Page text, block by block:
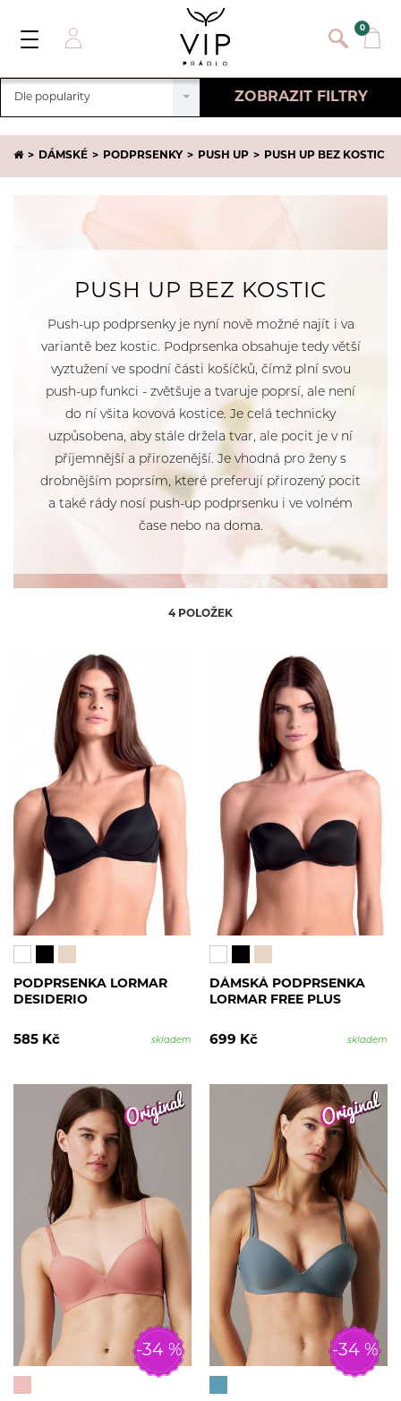
Přihlásit se
E-mail:
Heslo:
Zapomněli jste heslo ?
0
Toggle
Dle popularity ZOBRAZIT FILTRY
Zrušit filtry
Odepínací ramínka
VELIKOST
32 B
38 B
65 B
70 B
75 B
80 B
85 B
32 D
34 D
38 D
70 D
75 D
85 D
32 DD
36 DD
70 E
80 E
65 B
70 B
80 B
70 D
30 B
32 B
36 B
32 D
483 -826 Kč
ZNAČKA
Lormar
DOSTUPNOST
Pouze skladem
DÁMSKÉ PODPRSENKY PUSH UP PUSH UP BEZ KOSTIC
PUSH UP BEZ KOSTIC
Push-up podprsenky je nyní nově možné najít i va
variantě bez kostic. Podprsenka obsahuje tedy větší
vyztužení ve spodní části košíčků, čímž plní svou
push-up funkci - zvětšuje a tvaruje poprsí, ale není
do ní všita kovová kostice. Je celá technicky
uzpůsobena, aby stále držela tvar, ale pocit je v ní
příjemnější a přirozenější. Je vhodná pro ženy s
drobnějším poprsím, které preferují přirozený pocit
a také rády nosí push-up podprsenku i ve volném
čase nebo na doma.
4 POLOŽEK
PODPRSENKA LORMAR
DESIDERIO
585 Kč skladem
DÁMSKÁ PODPRSENKA
LORMAR FREE PLUS
699 Kč skladem
-34 % -34 %